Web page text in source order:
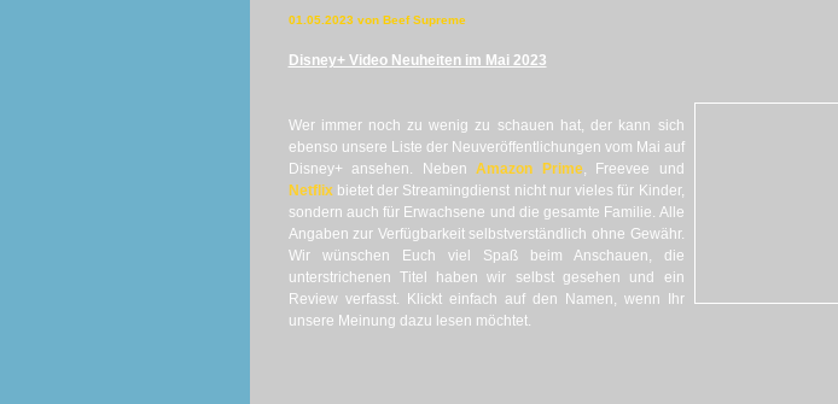
01.05.2023 von Beef Supreme
Disney+ Video Neuheiten im Mai 2023
Wer immer noch zu wenig zu schauen hat, der kann sich
ebenso unsere Liste der Neuveröffentlichungen vom Mai auf
Disney+ ansehen. Neben Amazon Prime, Freevee und
Netflixbietet der Streamingdienst nicht nur vieles für Kinder,
sondern auch für Erwachsene und die gesamte Familie. Alle
Angaben zur Verfügbarkeit selbstverständlich ohne Gewähr.
Wir wünschen Euch viel Spaß beim Anschauen, die
unterstrichenen Titel haben wir selbst gesehen und ein
Review verfasst. Klickt einfach auf den Namen, wenn Ihr
unsere Meinung dazu lesen möchtet.